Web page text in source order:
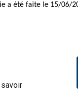
a été faite le 15/06/